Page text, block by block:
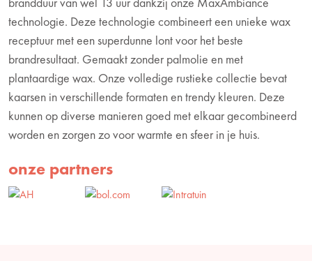
technologie. Deze technologie combineert een unieke wax
receptuur met een superdunne lont voor het beste
brandresultaat. Gemaakt zonder palmolie en met
plantaardige wax. Onze volledige rustieke collectie bevat
kaarsen in verschillende formaten en trendy kleuren. Deze
kunnen op diverse manieren goed met elkaar gecombineerd
worden en zorgen zo voor warmte en sfeer in je huis.
onze partners